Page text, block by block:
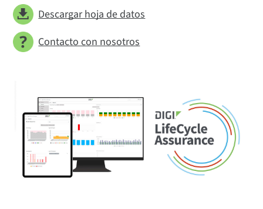
Descargar hoja de datos
Contacto con nosotros